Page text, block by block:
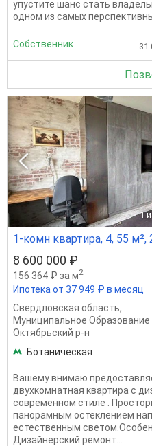
упустите шанс стать
одном из самых
Собственник
1
1-комн квартира, 4, 55 м²,
8 600 000 ₽
156 364 ₽ за м2
Ипотека от 37 949 ₽ в месяц
Свердловская область,
Муниципальное Образование
Октябрьский р-н
Ботаническая
Вашему внимаю
двухкомнатная квартира с
современном стиле .
панорамным остеклением
естественным
Дизайнерский ремонт...